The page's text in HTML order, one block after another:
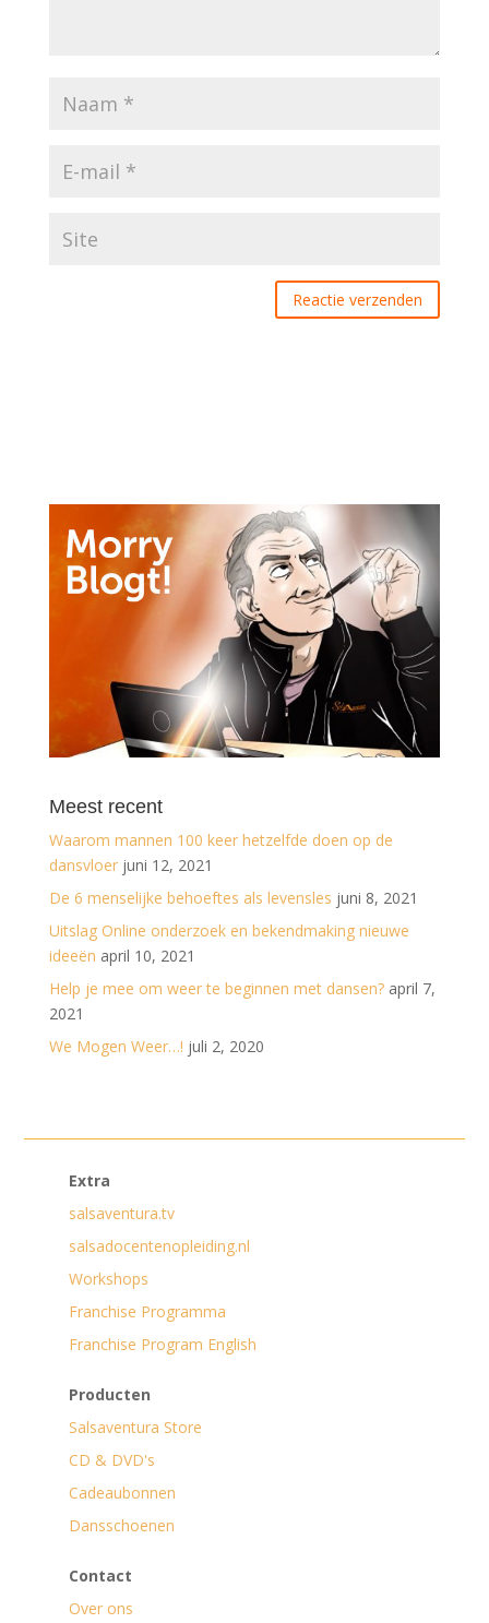
Meest recent
Waarom mannen 100 keer hetzelfde doen op de
dansvloer juni 12, 2021
De 6 menselijke behoeftes als levensles juni 8, 2021
Uitslag Online onderzoek en bekendmaking nieuwe
ideeën april 10, 2021
Help je mee om weer te beginnen met dansen? april 7,
2021
We Mogen Weer…! juli 2, 2020
Extra
salsaventura.tv
salsadocentenopleiding.nl
Workshops
Franchise Programma
Franchise Program English
Producten
Salsaventura Store
CD & DVD's
Cadeaubonnen
Dansschoenen
Contact
Over ons